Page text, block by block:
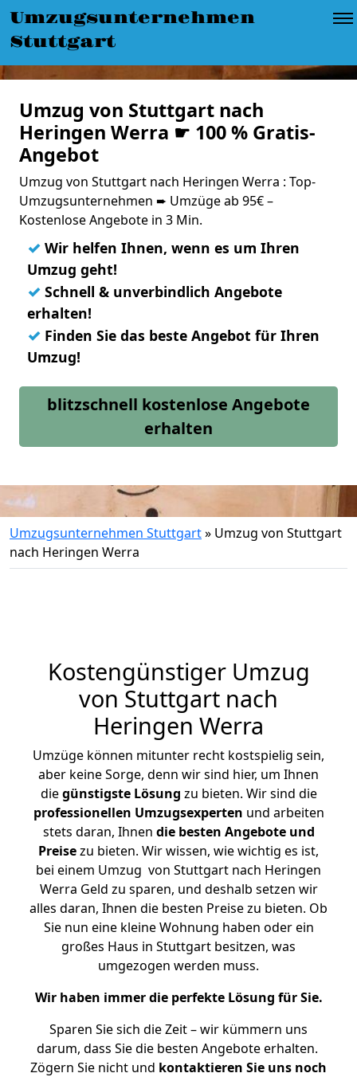
Umzugsunternehmen
Stuttgart
Umzug von Stuttgart nach
Heringen Werra ☛ 100 % Gratis-
Angebot
Umzug von Stuttgart nach Heringen Werra : Top-
Umzugsunternehmen ➨ Umzüge ab 95€ –
Kostenlose Angebote in 3 Min.
✓ Wir helfen Ihnen, wenn es um Ihren
Umzug geht!
✓ Schnell & unverbindlich Angebote
erhalten!
✓ Finden Sie das beste Angebot für Ihren
Umzug!
blitzschnell kostenlose Angebote
erhalten
Umzugsunternehmen Stuttgart» Umzug von Stuttgart
nach Heringen Werra
Kostengünstiger Umzug
von Stuttgart nach
Heringen Werra
Umzüge können mitunter recht kostspielig sein,
aber keine Sorge, denn wir sind hier, um Ihnen
diegünstigste Lösung zu bieten. Wir sind die
professionellen Umzugsexperten und arbeiten
stets daran, Ihnen die besten Angebote und
Preisezu bieten. Wir wissen, wie wichtig es ist,
bei einem Umzug von Stuttgart nach Heringen
Werra Geld zu sparen, und deshalb setzen wir
alles daran, Ihnen die besten Preise zu bieten. Ob
Sie nun eine kleine Wohnung haben oder ein
großes Haus in Stuttgart besitzen, was
umgezogen werden muss.
Wir haben immer die perfekte Lösung für Sie.
Sparen Sie sich die Zeit – wir kümmern uns
darum, dass Sie die besten Angebote erhalten.
Zögern Sie nicht und kontaktieren Sie uns noch